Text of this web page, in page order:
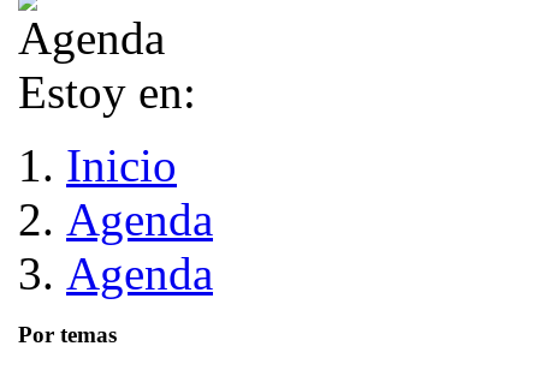
Estoy en:
Inicio
Agenda
Agenda
Por temas